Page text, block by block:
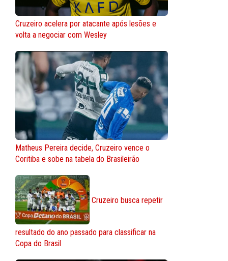
Cruzeiro acelera por atacante após lesões e
volta a negociar com Wesley
Matheus Pereira decide, Cruzeiro vence o
Coritiba e sobe na tabela do Brasileirão
Cruzeiro busca repetir
resultado do ano passado para classificar na
Copa do Brasil